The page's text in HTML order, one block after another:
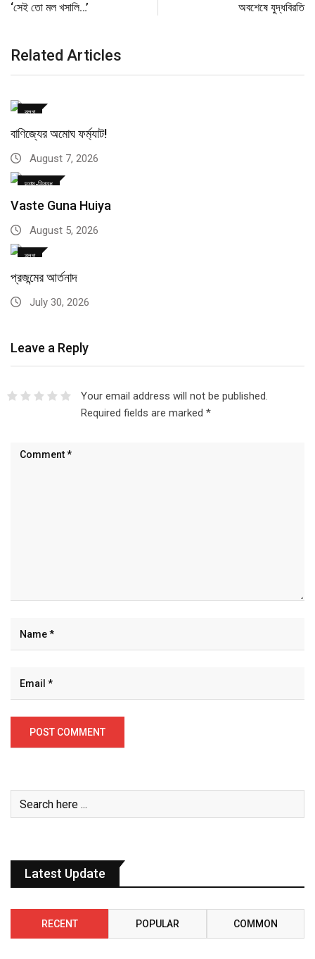
‘সেই তো মল খসালি…’ অবশেষে যুদ্ধবিরতি
Related Articles
ব্লগ
বাণিজ্যের অমোঘ ফর্ম্যাট!
August 7, 2026
দৃশ্য-নিবন্ধ
Vaste Guna Huiya
August 5, 2026
ব্লগ
প্রজন্মের আর্তনাদ
July 30, 2026
Leave a Reply
Your email address will not be published.
Required fields are marked *
Latest Update
RECENT POPULAR COMMON